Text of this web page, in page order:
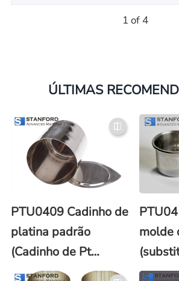
1 of 4
ÚLTIMAS
PTU0409 Cadinho de
platina padrão
(Cadinho de Pt
padrão)
molde